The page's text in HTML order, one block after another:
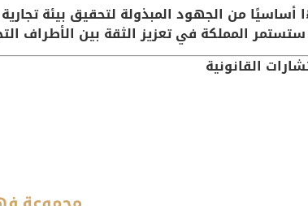
من الجهود المبذولة لتحقيق بيئة تجارية
المملكة في تعزيز الثقة بين الأطراف
القانونية